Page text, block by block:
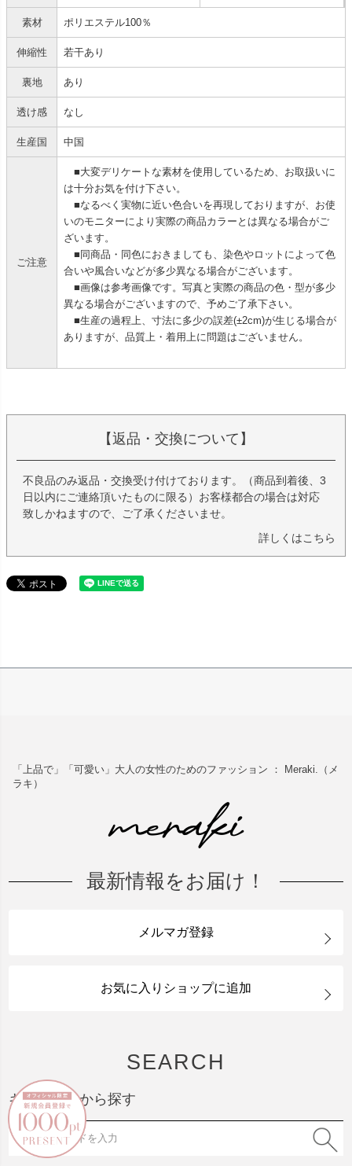
素材 ポリエステル100％
伸縮性 若干あり
裏地 あり
透け感 なし
生産国 中国
ご注意
■大変デリケートな素材を使用しているため、お取扱いに
は十分お気を付け下さい。
■なるべく実物に近い色合いを再現しておりますが、お使
いのモニターにより実際の商品カラーとは異なる場合がご
ざいます。
■同商品・同色におきましても、染色やロットによって色
合いや風合いなどが多少異なる場合がございます。
■画像は参考画像です。写真と実際の商品の色・型が多少
異なる場合がございますので、予めご了承下さい。
■生産の過程上、寸法に多少の誤差(±2cm)が生じる場合が
ありますが、品質上・着用上に問題はございません。
【返品・交換について】
不良品のみ返品・交換受け付けております。（商品到着後、3
日以内にご連絡頂いたものに限る）お客様都合の場合は対応
致しかねますので、ご了承くださいませ。
詳しくはこちら
「上品で」「可愛い」大人の女性のためのファッション ： Meraki.（メ
ラキ）
最新情報をお届け！
メルマガ登録
お気に入りショップに追加
SEARCH
キーワードから探す